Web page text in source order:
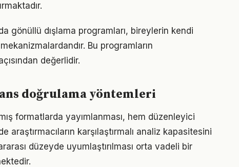
gönüllü dışlama programları, bireylerin kendi
Bu programların
değerlidir.
doğrulama yöntemleri
formatlarda yayımlanması, hem düzenleyici
araştırmacıların karşılaştırmalı analiz kapasitesini
düzeyde uyumlaştırılması orta vadeli bir